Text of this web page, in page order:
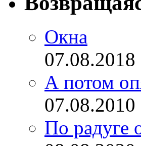
Окна
07.08.2018
А потом
07.08.2010
По радуге